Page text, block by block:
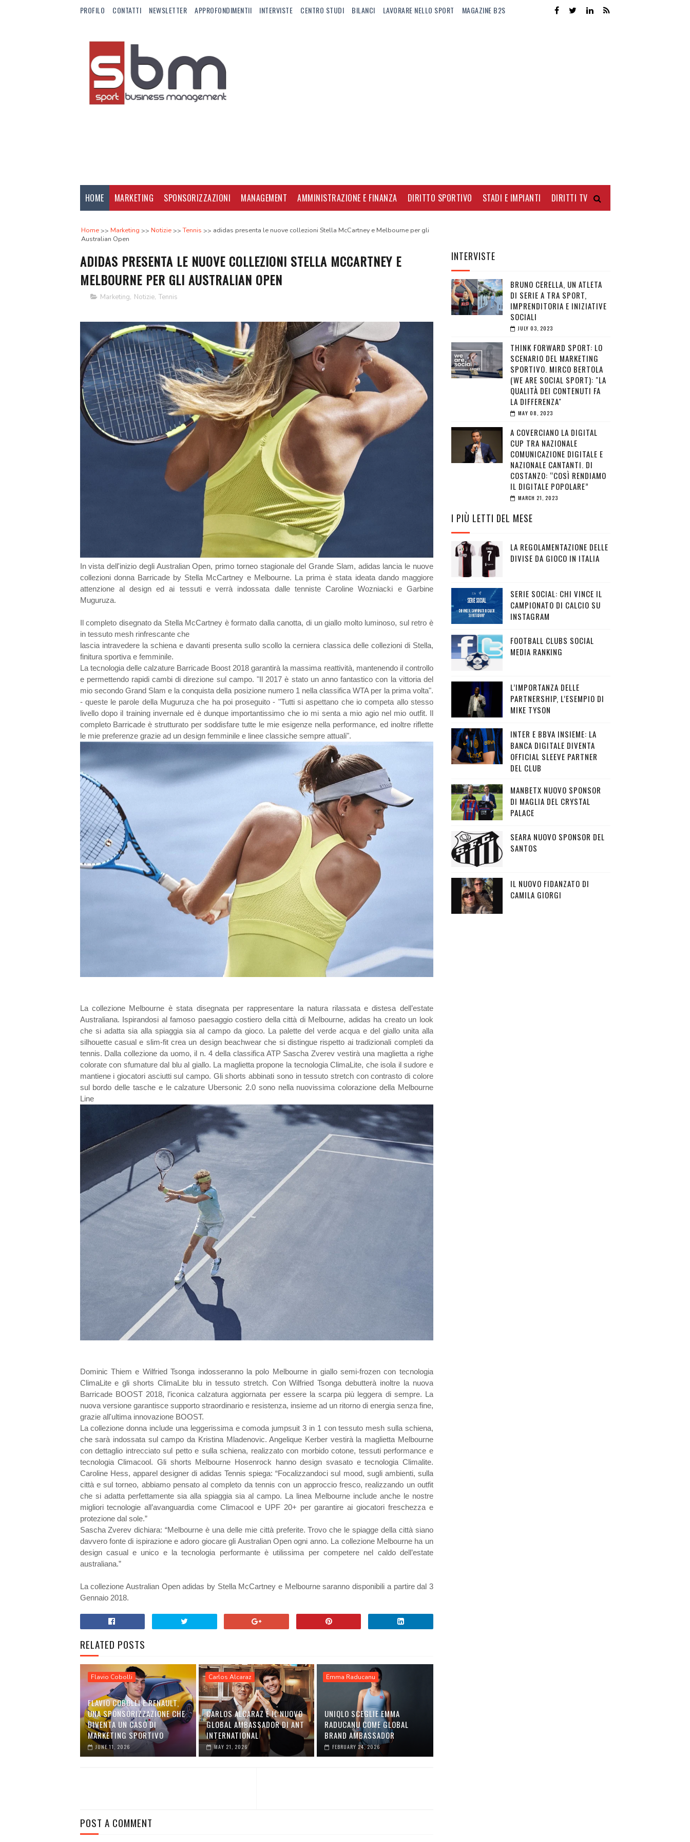
PROFILO CONTATTI NEWSLETTER APPROFONDIMENTII INTERVISTE CENTRO STUDI BILANCI LAVORARE NELLO SPORT MAGAZINE B2S
HOME MARKETING SPONSORIZZAZIONI MANAGEMENT AMMINISTRAZIONE E FINANZA DIRITTO SPORTIVO STADI E IMPIANTI DIRITTI TV
Home Marketing Notizie Tennis
adidas presenta le nuove collezioni Stella McCartney e Melbourne per gli
Australian Open
ADIDAS PRESENTA LE NUOVE COLLEZIONI STELLA MCCARTNEY E
MELBOURNE PER GLI AUSTRALIAN OPEN
Marketing, Notizie, Tennis
In vista dell'inizio degli Australian Open, primo torneo stagionale del Grande Slam, adidas lancia le nuove
collezioni donna Barricade by Stella McCartney e Melbourne. La prima è stata ideata dando maggiore
attenzione al design ed ai tessuti e verrà indossata dalle tenniste Caroline Wozniacki e Garbine
Muguruza.
Il completo disegnato da Stella McCartney è formato dalla canotta, di un giallo molto luminoso, sul retro è
in tessuto mesh rinfrescante che
lascia intravedere la schiena e davanti presenta sullo scollo la cerniera classica delle collezioni di Stella,
finitura sportiva e femminile.
La tecnologia delle calzature Barricade Boost 2018 garantirà la massima reattività, mantenendo il controllo
e permettendo rapidi cambi di direzione sul campo. "Il 2017 è stato un anno fantastico con la vittoria del
mio secondo Grand Slam e la conquista della posizione numero 1 nella classifica WTA per la prima volta".
- queste le parole della Muguruza che ha poi proseguito - "Tutti si aspettano che io competa allo stesso
livello dopo il training invernale ed è dunque importantissimo che io mi senta a mio agio nel mio outfit. Il
completo Barricade è strutturato per soddisfare tutte le mie esigenze nella performance, ed inoltre riflette
le mie preferenze grazie ad un design femminile e linee classiche sempre attuali".
La collezione Melbourne è stata disegnata per rappresentare la natura rilassata e distesa dell’estate
Australiana. Ispirandosi al famoso paesaggio costiero della città di Melbourne, adidas ha creato un look
che si adatta sia alla spiaggia sia al campo da gioco. La palette del verde acqua e del giallo unita alla
silhouette casual e slim-fit crea un design beachwear che si distingue rispetto ai tradizionali completi da
tennis. Dalla collezione da uomo, il n. 4 della classifica ATP Sascha Zverev vestirà una maglietta a righe
coloratecon sfumature dal blu al giallo. La maglietta propone la tecnologia ClimaLite, che isola il sudore e
mantiene i giocatori asciutti sul campo. Gli shorts abbinati sono in tessuto stretch con contrasto di colore
sul bordo delle tasche e le calzature Ubersonic 2.0 sono nella nuovissima colorazione della Melbourne
Line
Dominic Thiem e Wilfried Tsonga indosseranno la polo Melbourne in giallo semi-frozen con tecnologia
ClimaLite e gli shorts ClimaLite blu in tessuto stretch. Con Wilfried Tsonga debutterà inoltre la nuova
Barricade BOOST 2018, l’iconica calzatura aggiornata per essere la scarpa più leggera di sempre. La
nuova versione garantisce supporto straordinario e resistenza, insieme ad un ritorno di energia senza fine,
grazie all'ultima innovazione BOOST.
La collezione donna include una leggerissima e comoda jumpsuit 3 in 1 con tessuto mesh sulla schiena,
che sarà indossata sul campo da Kristina Mladenovic. Angelique Kerber vestirà la maglietta Melbourne
con dettaglio intrecciato sul petto e sulla schiena, realizzato con morbido cotone, tessuti performance e
tecnologia Climacool. Gli shorts Melbourne Hosenrock hanno design svasato e tecnologia Climalite.
Caroline Hess, apparel designer di adidas Tennis spiega: “Focalizzandoci sul mood, sugli ambienti, sulla
città e sul torneo, abbiamo pensato al completo da tennis con un approccio fresco, realizzando un outfit
che si adatta perfettamente sia alla spiaggia sia al campo. La linea Melbourne include anche le nostre
migliori tecnologie all’avanguardia come Climacool e UPF 20+ per garantire ai giocatori freschezza e
protezione dal sole.”
Sascha Zverev dichiara: “Melbourne è una delle mie città preferite. Trovo che le spiagge della città siano
davvero fonte di ispirazione e adoro giocare gli Australian Open ogni anno. La collezione Melbourne ha un
design casual e unico e la tecnologia performante è utilissima per competere nel caldo dell’estate
australiana.”
La collezione Australian Open adidas by Stella McCartney e Melbourne saranno disponibili a partire dal 3
Gennaio 2018.
RELATED POSTS
Flavio Cobolli
FLAVIO COBOLLI E RENAULT,
UNA SPONSORIZZAZIONE CHE
DIVENTA UN CASO DI
MARKETING SPORTIVO
JUNE 11, 2026
Carlos Alcaraz
CARLOS ALCARAZ È IL NUOVO
GLOBAL AMBASSADOR DI ANT
INTERNATIONAL
MAY 21, 2026
Emma Raducanu
UNIQLO SCEGLIE EMMA
RADUCANU COME GLOBAL
BRAND AMBASSADOR
FEBRUARY 24, 2026
POST A COMMENT
INTERVISTE
BRUNO CERELLA, UN ATLETA
DI SERIE A TRA SPORT,
IMPRENDITORIA E INIZIATIVE
SOCIALI
JULY 03, 2023
THINK FORWARD SPORT: LO
SCENARIO DEL MARKETING
SPORTIVO. MIRCO BERTOLA
(WE ARE SOCIAL SPORT): "LA
QUALITÀ DEI CONTENUTI FA
LA DIFFERENZA"
MAY 08, 2023
A COVERCIANO LA DIGITAL
CUP TRA NAZIONALE
COMUNICAZIONE DIGITALE E
NAZIONALE CANTANTI. DI
COSTANZO: “COSÌ RENDIAMO
IL DIGITALE POPOLARE”
MARCH 21, 2023
I PIÙ LETTI DEL MESE
LA REGOLAMENTAZIONE DELLE
DIVISE DA GIOCO IN ITALIA
SERIE SOCIAL: CHI VINCE IL
CAMPIONATO DI CALCIO SU
INSTAGRAM
FOOTBALL CLUBS SOCIAL
MEDIA RANKING
L’IMPORTANZA DELLE
PARTNERSHIP, L’ESEMPIO DI
MIKE TYSON
INTER E BBVA INSIEME: LA
BANCA DIGITALE DIVENTA
OFFICIAL SLEEVE PARTNER
DEL CLUB
MANBETX NUOVO SPONSOR
DI MAGLIA DEL CRYSTAL
PALACE
SEARA NUOVO SPONSOR DEL
SANTOS
IL NUOVO FIDANZATO DI
CAMILA GIORGI